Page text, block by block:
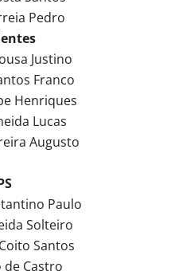
Pedro
Justino
Franco
Henriques
Lucas
Augusto
Paulo
Solteiro
Santos
de Castro